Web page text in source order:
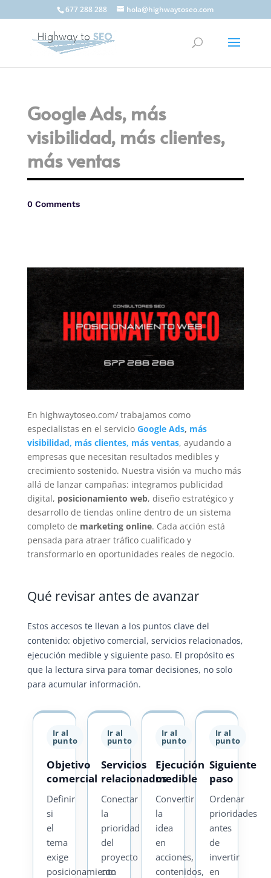
677 288 288 hola@highwaytoseo.com
Google Ads, más
visibilidad, más clientes,
más ventas
0 Comments
En highwaytoseo.com/ trabajamos como
especialistas en el servicio Google Ads, más
visibilidad, más clientes, más ventas, ayudando a
empresas que necesitan resultados medibles y
crecimiento sostenido. Nuestra visión va mucho más
allá de lanzar campañas: integramos publicidad
digital, posicionamiento web, diseño estratégico y
desarrollo de tiendas online dentro de un sistema
completo de marketing online. Cada acción está
pensada para atraer tráfico cualificado y
transformarlo en oportunidades reales de negocio.
Qué revisar antes de avanzar
Estos accesos te llevan a los puntos clave del
contenido: objetivo comercial, servicios relacionados,
ejecución medible y siguiente paso. El propósito es
que la lectura sirva para tomar decisiones, no solo
para acumular información.
Ir al
punto
Objetivo
comercial
Definir
si
el
tema
exige
posicionamiento
Ir al
punto
Servicios
relacionados
Conectar
la
prioridad
del
proyecto
con
Ir al
punto
Ejecución
medible
Convertir
la
idea
en
acciones,
contenidos,
Ir al
punto
Siguiente
paso
Ordenar
prioridades
antes
de
invertir
en